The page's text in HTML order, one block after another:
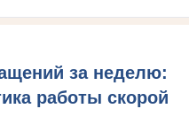
за неделю:
работы скорой